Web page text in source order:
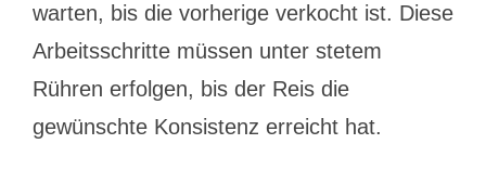
warten, bis die vorherige verkocht ist. Diese
Arbeitsschritte müssen unter stetem
Rühren erfolgen, bis der Reis die
gewünschte Konsistenz erreicht hat.